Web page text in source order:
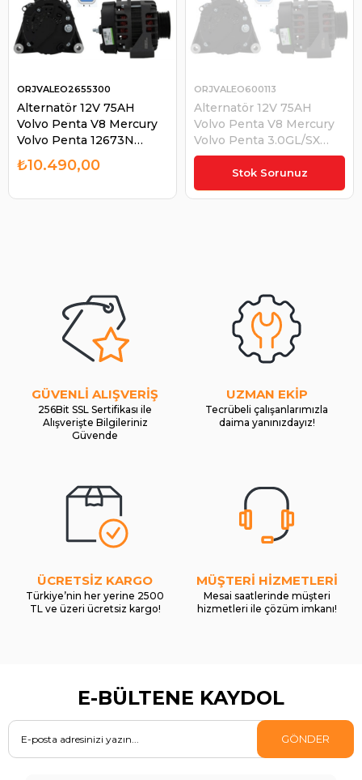
Alternatör 12V 75AH
Volvo Penta V8 Mercury
Volvo Penta 12673N
VALEO2655300
ORJVALEO2655300
₺10.490,00 Stok Sorunuz
Alternatör 12V 75AH
Volvo Penta V8 Mercury
Volvo Penta 3.0GL/SX
2002- 3000CCM 100KW
2655300 3884950 | ORJ
VALEO600113
ORJVALEO600113
GÜVENLİ ALIŞVERİŞ
256Bit SSL Sertifikası ile
Alışverişte Bilgileriniz
Güvende
UZMAN EKİP
Tecrübeli çalışanlarımızla
daima yanınızdayız!
ÜCRETSİZ KARGO
Türkiye’nin her yerine 2500
TL ve üzeri ücretsiz kargo!
MÜŞTERİ HİZMETLERİ
Mesai saatlerinde müşteri
hizmetleri ile çözüm imkanı!
E-BÜLTENE KAYDOL
GÖNDER